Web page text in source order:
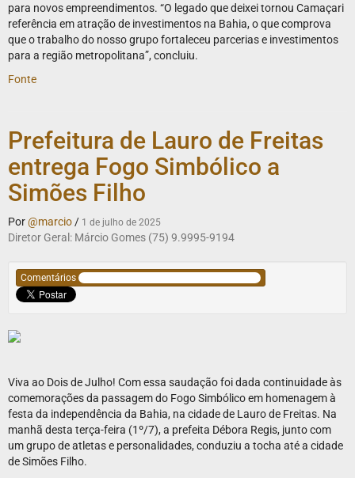
para novos empreendimentos. “O legado que deixei tornou Camaçari
referência em atração de investimentos na Bahia, o que comprova
que o trabalho do nosso grupo fortaleceu parcerias e investimentos
para a região metropolitana”, concluiu.
Fonte
Prefeitura de Lauro de Freitas
entrega Fogo Simbólico a
Simões Filho
Por@marcio / 1 de julho de 2025
Diretor Geral: Márcio Gomes (75) 9.9995-9194
Comentários
Viva ao Dois de Julho! Com essa saudação foi dada continuidade às
comemorações da passagem do Fogo Simbólico em homenagem à
festa da independência da Bahia, na cidade de Lauro de Freitas. Na
manhã desta terça-feira (1º/7), a prefeita Débora Regis, junto com
um grupo de atletas e personalidades, conduziu a tocha até a cidade
de Simões Filho.